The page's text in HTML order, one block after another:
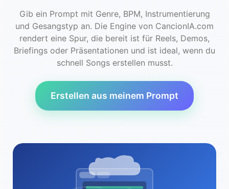
Gib ein Prompt mit Genre, BPM, Instrumentierung
und Gesangstyp an. Die Engine von CancionIA.com
rendert eine Spur, die bereit ist für Reels, Demos,
Briefings oder Präsentationen und ist ideal, wenn du
schnell Songs erstellen musst.
Erstellen aus meinem Prompt